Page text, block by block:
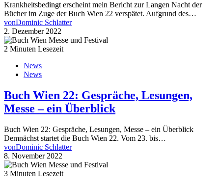
Krankheitsbedingt erscheint mein Bericht zur Langen Nacht der
Bücher im Zuge der Buch Wien 22 verspätet. Aufgrund des…
vonDominic Schlatter
2. Dezember 2022
2 Minuten Lesezeit
News
News
Buch Wien 22: Gespräche, Lesungen,
Messe – ein Überblick
Buch Wien 22: Gespräche, Lesungen, Messe – ein Überblick
Demnächst startet die Buch Wien 22. Vom 23. bis…
vonDominic Schlatter
8. November 2022
3 Minuten Lesezeit